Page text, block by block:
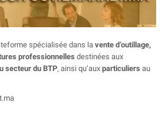
spécialisée dans la vente d’outillage,
professionnelles destinées aux
secteur du BTP, ainsi qu’aux particuliers au